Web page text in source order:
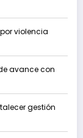
violencia
avance con
gestión